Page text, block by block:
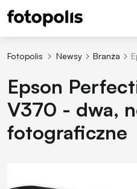
Fotopolis Newsy Branża
Epson
V370 - dwa,
fotograficzne